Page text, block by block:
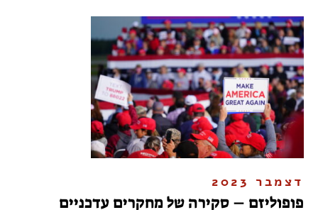
דצמבר 2023
פופוליזם – סקירה של מחקרים עדכניים